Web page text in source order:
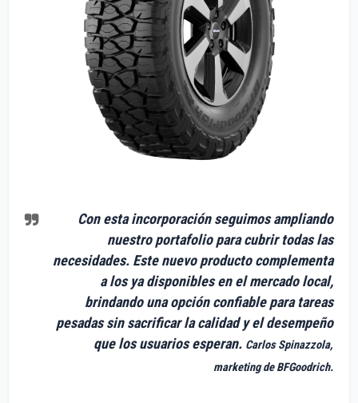
Con esta incorporación seguimos ampliando
nuestro portafolio para cubrir todas las
necesidades. Este nuevo producto complementa
a los ya disponibles en el mercado local,
brindando una opción confiable para tareas
pesadas sin sacrificar la calidad y el desempeño
que los usuarios esperan. Carlos Spinazzola,
marketing de BFGoodrich.